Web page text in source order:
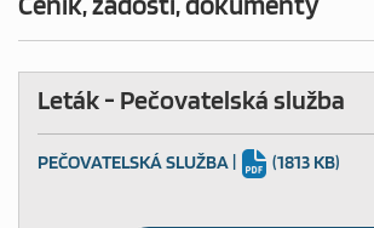
POMOC NOUZI
AKTUALITY
NABÍDKA ZAMĚSTNÁNÍ
Leták - Pečovatelská služba
PEČOVATELSKÁ SLUŽBA | (1813 KB)